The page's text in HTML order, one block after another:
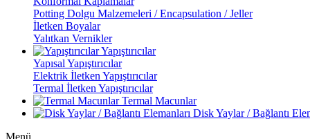
Potting Dolgu Malzemeleri / Encapsulation / Jeller
İletken Boyalar
Yalıtkan Vernikler
Yapıştırıcılar
Yapısal Yapıştırıcılar
Elektrik İletken Yapıştırıcılar
Termal İletken Yapıştırıcılar
Termal Macunlar
Disk Yaylar / Bağlantı
Menü